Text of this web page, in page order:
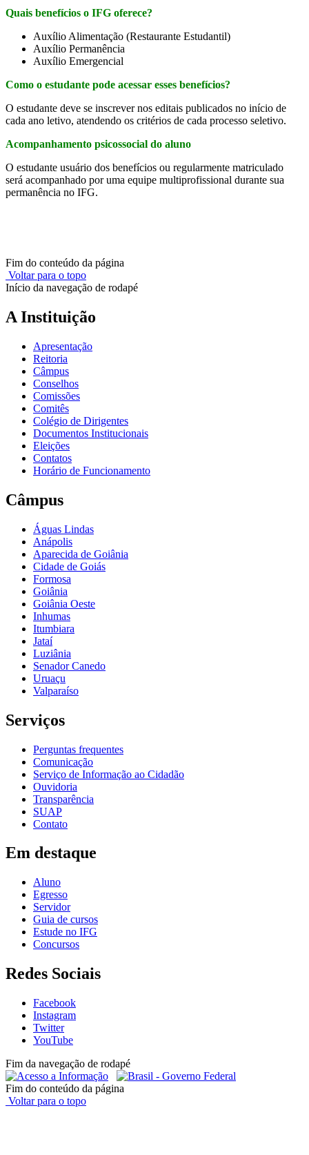
Quais benefícios o IFG oferece?
Auxílio Alimentação (Restaurante Estudantil)
Auxílio Permanência
Auxílio Emergencial
Como o estudante pode acessar esses benefícios?
O estudante deve se inscrever nos editais publicados no início de
cada ano letivo, atendendo os critérios de cada processo seletivo.
Acompanhamento psicossocial do aluno
O estudante usuário dos benefícios ou regularmente matriculado
será acompanhado por uma equipe multiprofissional durante sua
permanência no IFG.
Fim do conteúdo da página
Voltar para o topo
Início da navegação de rodapé
A Instituição
Apresentação
Reitoria
Câmpus
Conselhos
Comissões
Comitês
Colégio de Dirigentes
Documentos Institucionais
Eleições
Contatos
Horário de Funcionamento
Câmpus
Águas Lindas
Anápolis
Aparecida de Goiânia
Cidade de Goiás
Formosa
Goiânia
Goiânia Oeste
Inhumas
Itumbiara
Jataí
Luziânia
Senador Canedo
Uruaçu
Valparaíso
Serviços
Perguntas frequentes
Comunicação
Serviço de Informação ao Cidadão
Ouvidoria
Transparência
SUAP
Contato
Em destaque
Aluno
Egresso
Servidor
Guia de cursos
Estude no IFG
Concursos
Redes Sociais
Facebook
Instagram
Twitter
YouTube
Fim da navegação de rodapé
Fim do conteúdo da página
Voltar para o topo